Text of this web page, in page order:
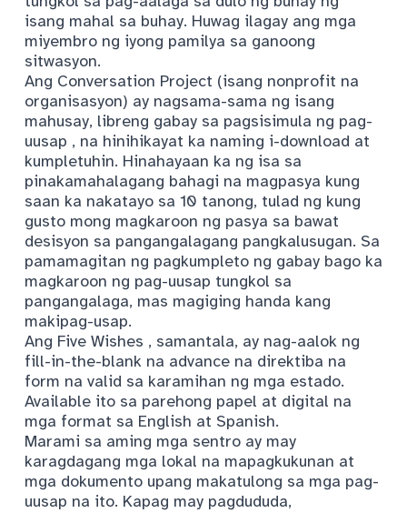
isang mahal sa buhay. Huwag ilagay ang mga
miyembro ng iyong pamilya sa ganoong
sitwasyon.
Ang Conversation Project (isang nonprofit na
organisasyon) ay nagsama-sama ng isang
mahusay, libreng gabay sa pagsisimula ng pag-
uusap , na hinihikayat ka naming i-download at
kumpletuhin. Hinahayaan ka ng isa sa
pinakamahalagang bahagi na magpasya kung
saan ka nakatayo sa 10 tanong, tulad ng kung
gusto mong magkaroon ng pasya sa bawat
desisyon sa pangangalagang pangkalusugan. Sa
pamamagitan ng pagkumpleto ng gabay bago ka
magkaroon ng pag-uusap tungkol sa
pangangalaga, mas magiging handa kang
makipag-usap.
Ang Five Wishes , samantala, ay nag-aalok ng
fill-in-the-blank na advance na direktiba na
form na valid sa karamihan ng mga estado.
Available ito sa parehong papel at digital na
mga format sa English at Spanish.
Marami sa aming mga sentro ay may
karagdagang mga lokal na mapagkukunan at
mga dokumento upang makatulong sa mga pag-
uusap na ito. Kapag may pagdududa,